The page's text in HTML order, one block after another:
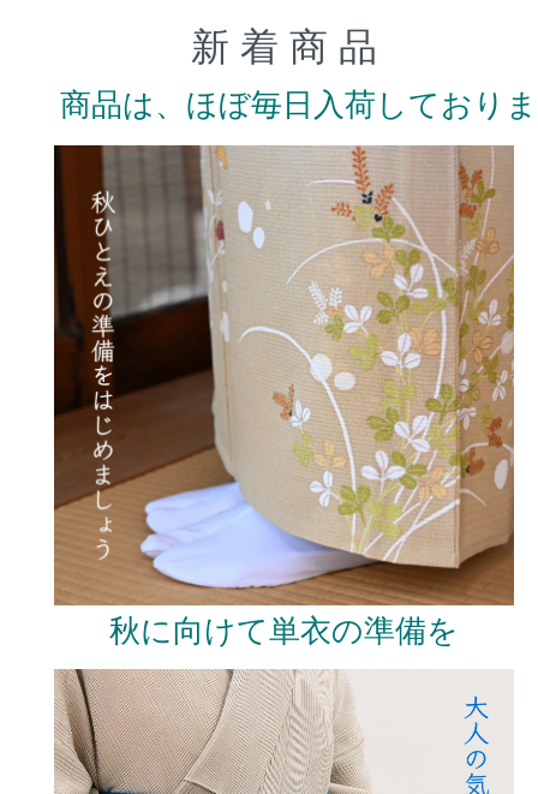
新 着 商 品
商品は、ほぼ毎日入荷しており
秋に向けて単衣の準備を